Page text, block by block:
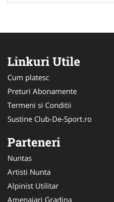
Linkuri Utile
Cum platesc
Preturi Abonamente
Termeni si Conditii
Sustine Club-De-Sport.ro
Parteneri
Nuntas
Artisti Nunta
Alpinist Utilitar
Amenajari Gradina